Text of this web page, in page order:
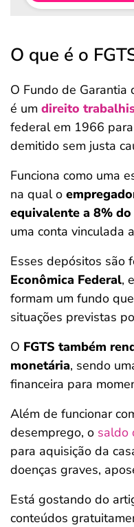
O que é o
O Fundo de Garantia
é um direito
federal em 1966
demitido sem justa
Funciona como uma
na qual o
equivalente a 8%
uma conta vinculada
Esses depósitos são
Econômica Federal,
formam um fundo
situações previstas
O FGTS também
monetária, sendo
financeira para
Além de funcionar
desemprego, o saldo
para aquisição da
doenças graves,
Está gostando do
conteúdos